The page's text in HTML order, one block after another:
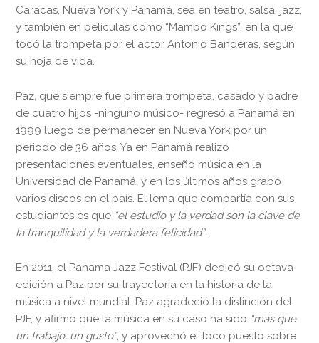
Caracas, Nueva York y Panamá, sea en teatro, salsa, jazz,
y también en películas como “Mambo Kings”, en la que
tocó la trompeta por el actor Antonio Banderas, según
su hoja de vida.
Paz, que siempre fue primera trompeta, casado y padre
de cuatro hijos -ninguno músico- regresó a Panamá en
1999 luego de permanecer en Nueva York por un
periodo de 36 años. Ya en Panamá realizó
presentaciones eventuales, enseñó música en la
Universidad de Panamá, y en los últimos años grabó
varios discos en el país. El lema que compartía con sus
estudiantes es que “el estudio y la verdad son la clave de
la tranquilidad y la verdadera felicidad”.
En 2011, el Panama Jazz Festival (PJF) dedicó su octava
edición a Paz por su trayectoria en la historia de la
música a nivel mundial. Paz agradeció la distinción del
PJF, y afirmó que la música en su caso ha sido “más que
un trabajo, un gusto”, y aprovechó el foco puesto sobre